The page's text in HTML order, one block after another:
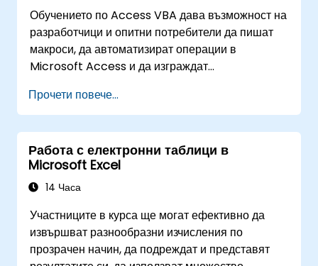
Обучението по Access VBA дава възможност на
разработчици и опитни потребители да пишат
макроси, да автоматизират операции в
Microsoft Access и да изграждат
Курсът обхваща основните концепции за
интеграция на Visual Basic for Applications с
MS Access, разглежда ключови техники за
автоматизация на обектния модел и
манипулиране на данни и предоставя на
специалистите по бази данни умения за
и управлявани от събития работни потоци за
корпоративни приложения.
Прочети повече...
Работа с електронни таблици в
Microsoft Excel
14 Часа
Участниците в курса ще могат ефективно да
извършват разнообразни изчисления по
прозрачен начин, да подреждат и представят